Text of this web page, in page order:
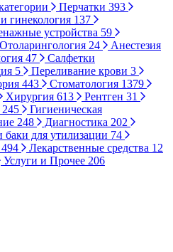
Перчатки 393
гинекология 137
устройства 59
Отоларингология 24
Анестезия
47
Салфетки
5 Переливание крови 3
443 Стоматология 1379
Хирургия 613 Рентген 31
245
Гигиеническая
248 Диагностика 202
баки для утилизации 74
494 Лекарственные средства 12
Услуги и Прочее 206